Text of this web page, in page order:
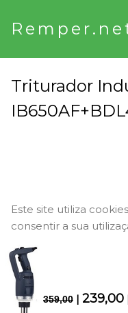
Triturador
Este site utiliza
consentir a sua
359,00 | 239,00